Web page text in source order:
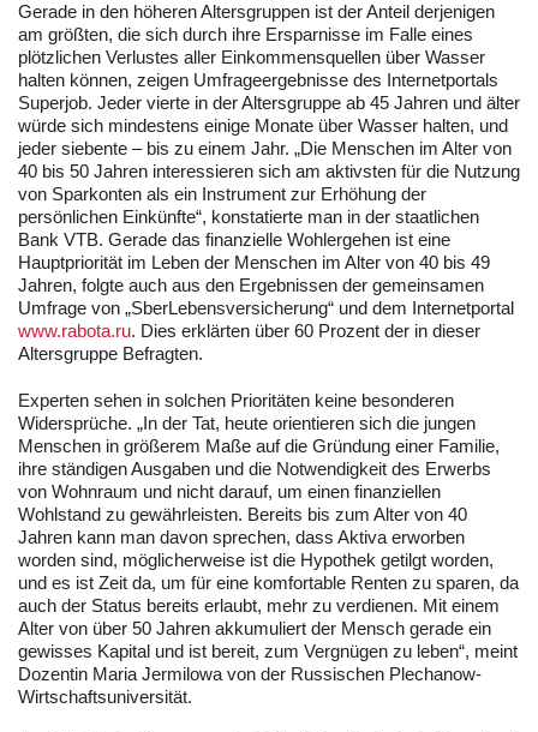
Gerade in den höheren Altersgruppen ist der Anteil derjenigen
am größten, die sich durch ihre Ersparnisse im Falle eines
plötzlichen Verlustes aller Einkommensquellen über Wasser
halten können, zeigen Umfrageergebnisse des Internetportals
Superjob. Jeder vierte in der Altersgruppe ab 45 Jahren und älter
würde sich mindestens einige Monate über Wasser halten, und
jeder siebente – bis zu einem Jahr. „Die Menschen im Alter von
40 bis 50 Jahren interessieren sich am aktivsten für die Nutzung
von Sparkonten als ein Instrument zur Erhöhung der
persönlichen Einkünfte“, konstatierte man in der staatlichen
Bank VTB. Gerade das finanzielle Wohlergehen ist eine
Hauptpriorität im Leben der Menschen im Alter von 40 bis 49
Jahren, folgte auch aus den Ergebnissen der gemeinsamen
Umfrage von „SberLebensversicherung“ und dem Internetportal
www.rabota.ru. Dies erklärten über 60 Prozent der in dieser
Altersgruppe Befragten.
Experten sehen in solchen Prioritäten keine besonderen
Widersprüche. „In der Tat, heute orientieren sich die jungen
Menschen in größerem Maße auf die Gründung einer Familie,
ihre ständigen Ausgaben und die Notwendigkeit des Erwerbs
von Wohnraum und nicht darauf, um einen finanziellen
Wohlstand zu gewährleisten. Bereits bis zum Alter von 40
Jahren kann man davon sprechen, dass Aktiva erworben
worden sind, möglicherweise ist die Hypothek getilgt worden,
und es ist Zeit da, um für eine komfortable Renten zu sparen, da
auch der Status bereits erlaubt, mehr zu verdienen. Mit einem
Alter von über 50 Jahren akkumuliert der Mensch gerade ein
gewisses Kapital und ist bereit, zum Vergnügen zu leben“, meint
Dozentin Maria Jermilowa von der Russischen Plechanow-
Wirtschaftsuniversität.